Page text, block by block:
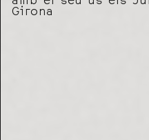
Girona